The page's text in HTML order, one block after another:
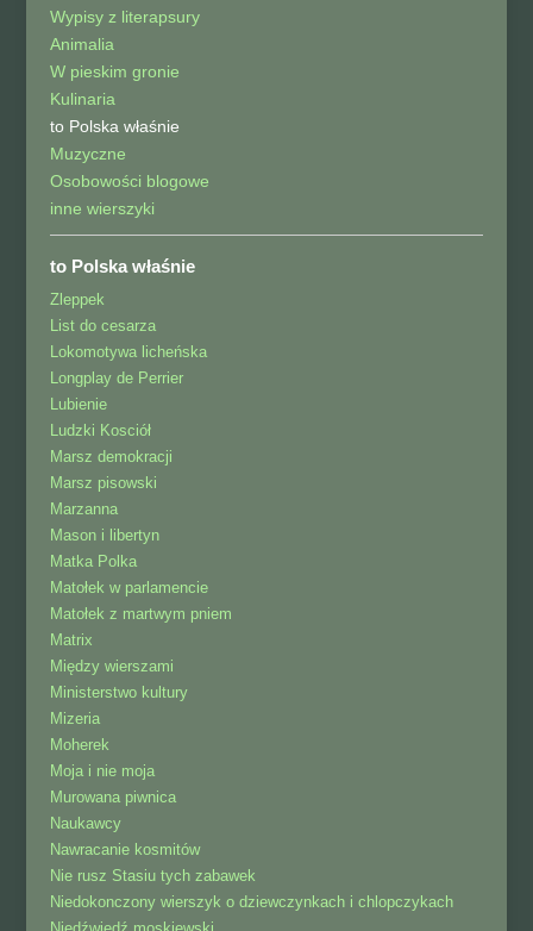
Wypisy z literapsury
Animalia
W pieskim gronie
Kulinaria
to Polska właśnie
Muzyczne
Osobowości blogowe
inne wierszyki
to Polska właśnie
Zleppek
List do cesarza
Lokomotywa licheńska
Longplay de Perrier
Lubienie
Ludzki Kosciół
Marsz demokracji
Marsz pisowski
Marzanna
Mason i libertyn
Matka Polka
Matołek w parlamencie
Matołek z martwym pniem
Matrix
Między wierszami
Ministerstwo kultury
Mizeria
Moherek
Moja i nie moja
Murowana piwnica
Naukawcy
Nawracanie kosmitów
Nie rusz Stasiu tych zabawek
Niedokonczony wierszyk o dziewczynkach i chlopczykach